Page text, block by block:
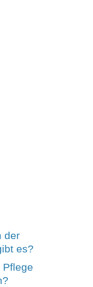
der
es?
Pflege